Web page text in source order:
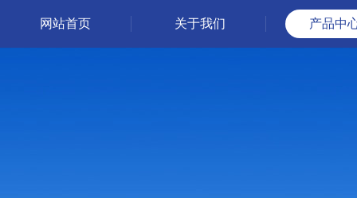
网站首页 关于我们 产品中